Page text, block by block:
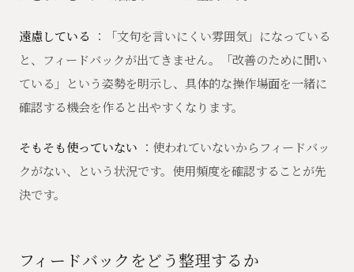
遠慮している ：「文句を言いにくい雰囲気」になっている
と、フィードバックが出てきません。「改善のために聞い
ている」という姿勢を明示し、具体的な操作場面を一緒に
確認する機会を作ると出やすくなります。
そもそも使っていない ：使われていないからフィードバッ
クがない、という状況です。使用頻度を確認することが先
決です。
フィードバックをどう整理するか